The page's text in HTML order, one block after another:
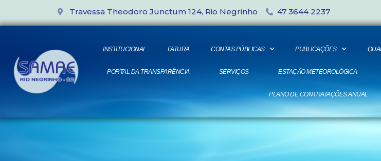
Travessa Theodoro Junctum 124, Rio Negrinho 47 3644 2237
INSTITUCIONAL FATURA CONTAS PÚBLICAS PUBLICAÇÕES
PORTAL DA TRANSPARÊNCIA SERVIÇOS ESTAÇÃO METEOROLÓGICA
PLANO DE CONTRATAÇÕES ANUAL